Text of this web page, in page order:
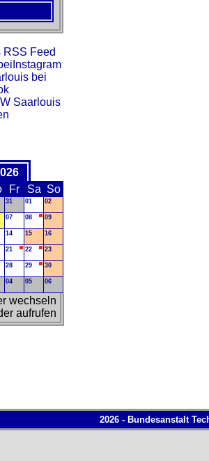
Fr Sa So
31 01 02
07 08 09
14 15 16
21 22 23
28 29 30
04 05 06
aufrufen
2026 - Bundesanstalt